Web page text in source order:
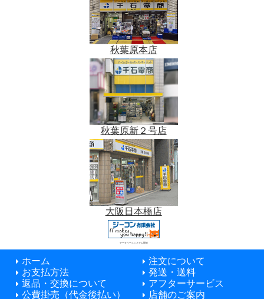
秋葉原本店
秋葉原新２号店
大阪日本橋店
データベースシステム開発
ホーム
注文について
お支払方法
発送・送料
返品・交換について
アフターサービス
公費掛売（代金後払い）
店舗のご案内